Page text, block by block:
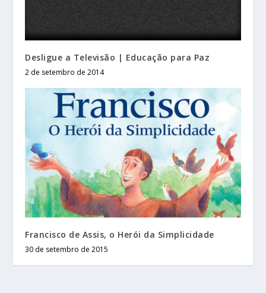
Desligue a Televisão | Educação para Paz
2 de setembro de 2014
Francisco de Assis, o Herói da Simplicidade
30 de setembro de 2015